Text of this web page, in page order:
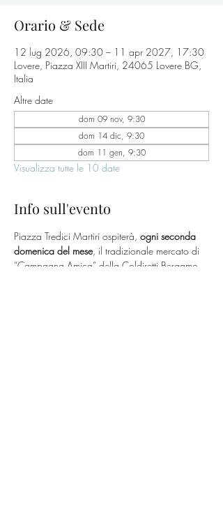
Orario & Sede
12 lug 2026, 09:30 – 11 apr 2027, 17:30
Lovere, Piazza XIII Martiri, 24065 Lovere BG,
Italia
Altre date
dom 09 nov, 9:30
dom 14 dic, 9:30
dom 11 gen, 9:30
Visualizza tutte le 10 date
Info sull'evento
Piazza Tredici Martiri ospiterà, ogni seconda
domenica del mese, il tradizionale mercato di
“Campagna Amica” della Coldiretti Bergamo.